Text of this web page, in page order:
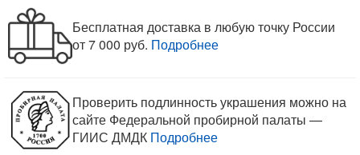
Бесплатная доставка в любую точку России
от 7 000 руб. Подробнее
Проверить подлинность украшения можно на
сайте Федеральной пробирной палаты —
ГИИС ДМДК Подробнее